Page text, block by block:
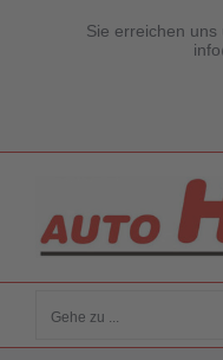
Sie erreichen
Gehe zu ...